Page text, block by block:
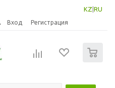
KZ RU
Вход Регистрация